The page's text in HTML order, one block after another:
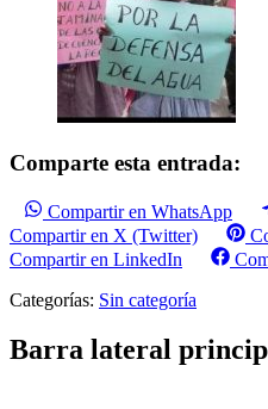
Comparte esta entrada:
Compartir en WhatsApp
Compartir en X (Twitter)
Compartir en LinkedIn
Categorías: Sin categoría
Barra lateral